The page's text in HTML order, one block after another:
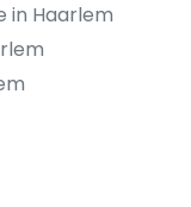
in Haarlem